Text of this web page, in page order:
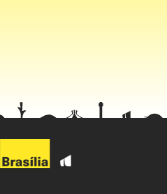
que o Irã também propôs
na guerra.